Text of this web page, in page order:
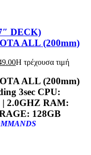
DECK)
ALL (200mm)
Η τρέχουσα τιμή
ALL (200mm)
3sec CPU:
| 2.0GHZ RAM:
128GB